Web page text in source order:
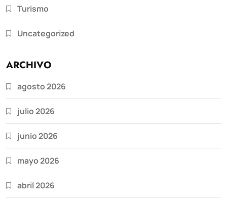
Turismo
Uncategorized
ARCHIVO
agosto 2026
julio 2026
junio 2026
mayo 2026
abril 2026